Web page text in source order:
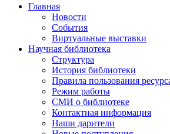
Главная
Новости
События
Виртуальные выставки
Научная библиотека
Структура
История библиотеки
Правила пользования
Режим работы
СМИ о библиотеке
Контактная информация
Наши дарители